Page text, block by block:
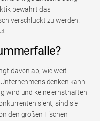
bewahrt das
verschluckt zu werden.
davon ab, wie weit
denken kann.
wird und keine ernsthaften
sieht, sind sie
den großen Fischen